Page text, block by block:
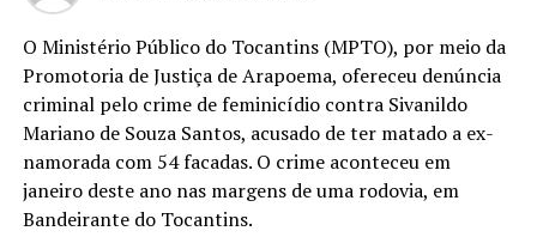
O Ministério Público do Tocantins (MPTO), por meio da
Promotoria de Justiça de Arapoema, ofereceu denúncia
criminal pelo crime de feminicídio contra Sivanildo
Mariano de Souza Santos, acusado de ter matado a ex-
namorada com 54 facadas. O crime aconteceu em
janeiro deste ano nas margens de uma rodovia, em
Bandeirante do Tocantins.